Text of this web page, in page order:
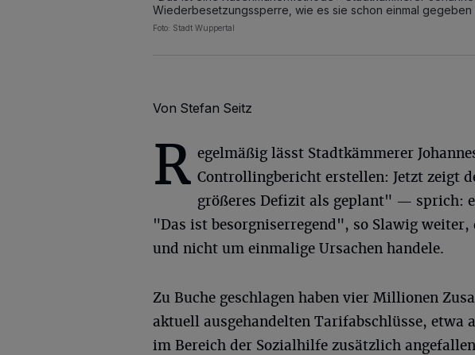
Wiederbesetzungssperre, wie es sie schon einmal gegeben
Foto: Stadt Wuppertal
Von Stefan Seitz
R egelmäßig lässt Stadtkämmerer
Controllingbericht erstellen: Jetzt zeigt
größeres Defizit als geplant" — sprich:
"Das ist besorgniserregend", so Slawig
und nicht um einmalige Ursachen handele.
Zu Buche geschlagen haben vier Millionen
aktuell ausgehandelten Tarifabschlüsse, etwa
im Bereich der Sozialhilfe zusätzlich